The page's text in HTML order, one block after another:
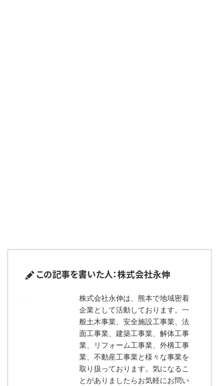
この記事を書いた人：株式会社永伸
株式会社永伸は、熊本で地域密着
企業として活動しております。一
般土木事業、安全施設工事業、法
面工事業、建築工事業、解体工事
業、リフォーム工事業、外構工事
業、不動産工事業と様々な事業を
取り扱っております。気になるこ
とがありましたらお気軽にお問い